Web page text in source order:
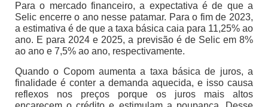
Para o mercado financeiro, a expectativa é de que a
Selic encerre o ano nesse patamar. Para o fim de 2023,
a estimativa é de que a taxa básica caia para 11,25% ao
ano. E para 2024 e 2025, a previsão é de Selic em 8%
ao ano e 7,5% ao ano, respectivamente.
Quando o Copom aumenta a taxa básica de juros, a
finalidade é conter a demanda aquecida, e isso causa
reflexos nos preços porque os juros mais altos